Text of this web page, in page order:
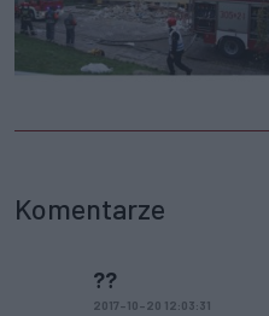
Komentarze
??
2017-10-20 12:03:31